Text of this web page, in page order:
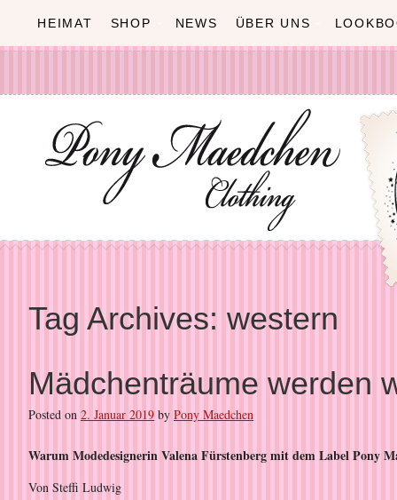
HEIMAT SHOP NEWS ÜBER UNS
Tag Archives: western
Mädchenträume werden
Posted on 2. Januar 2019 by Pony Maedchen
Warum Modedesignerin Valena Fürstenberg mit dem Label Pony
Von Steffi Ludwig